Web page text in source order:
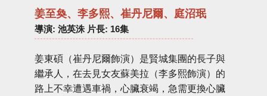
姜至奐、李多熙、崔丹尼爾、庭沼珉
導演: 池英洙 片長: 16集
姜東碩（崔丹尼爾飾演）是賢城集團的長子與
繼承人，在去見女友蘇美拉（李多熙飾演）的
路上不幸遭遇車禍，心臟衰竭，急需更換心臟